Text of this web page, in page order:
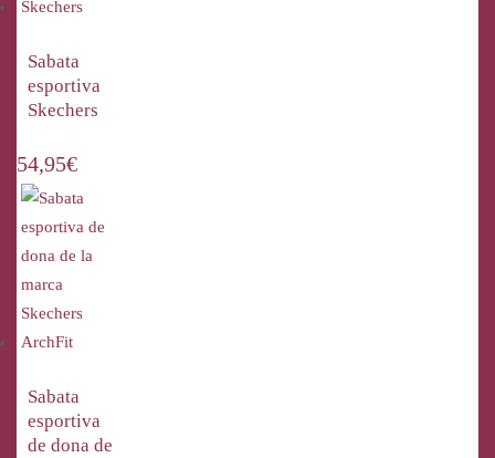
Sabata
esportiva
Skechers
54,95€
Sabata
esportiva
de dona de